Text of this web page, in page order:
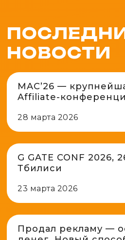
НОВОСТИ
MAC’26 —
Affiliate-
28 марта 2026
G GATE CONF 2026,
Тбилиси
23 марта 2026
Продал рекламу —